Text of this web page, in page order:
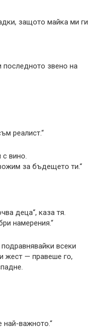
защото майка ми ги
последното звено на
реалист.“
вино.
за бъдещето ти.“
деца“, каза тя.
намерения.“
всеки
жест — правеше го,
най-важното.“